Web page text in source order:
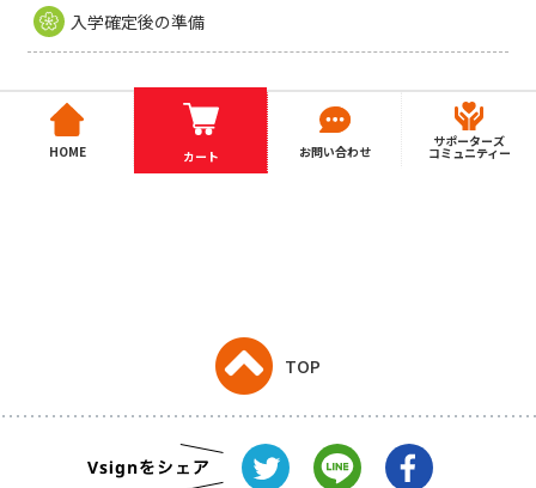
入学確定後の準備
HOME カート お問い合わせ
サポーターズ
コミュニティー
TOP